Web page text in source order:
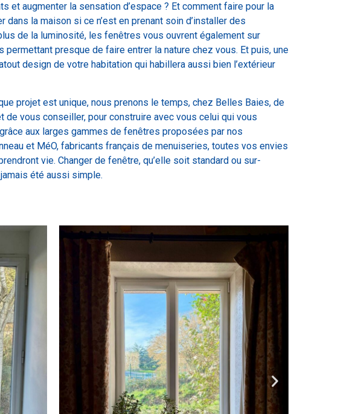
et augmenter la sensation d’espace ? Et comment faire pour la
dans la maison si ce n’est en prenant soin d’installer des
de la luminosité, les fenêtres vous ouvrent également sur
permettant presque de faire entrer la nature chez vous. Et puis, une
design de votre habitation qui habillera aussi bien l’extérieur
projet est unique, nous prenons le temps, chez Belles Baies, de
de vous conseiller, pour construire avec vous celui qui vous
aux larges gammes de fenêtres proposées par nos
et MéO, fabricants français de menuiseries, toutes vos envies
vie. Changer de fenêtre, qu’elle soit standard ou sur-
jamais été aussi simple.